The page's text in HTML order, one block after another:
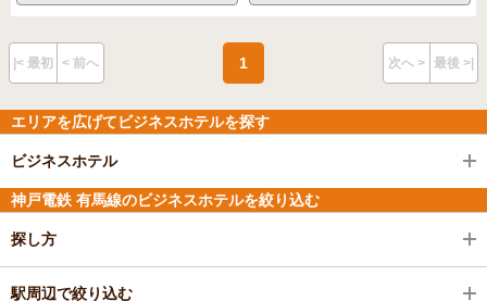
|< 最初 < 前へ 1 次へ > 最後 >|
エリアを広げてビジネスホテルを探す
ビジネスホテル
神戸電鉄 有馬線のビジネスホテルを絞り込む
探し方
駅周辺で絞り込む